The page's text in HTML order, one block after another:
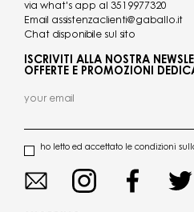
via what's app al 3519977320
Email assistenzaclienti@gaballo.it
Chat disponibile sul sito
ISCRIVITI ALLA NOSTRA
OFFERTE E PROMOZIONI
ho letto ed accettato le condizioni